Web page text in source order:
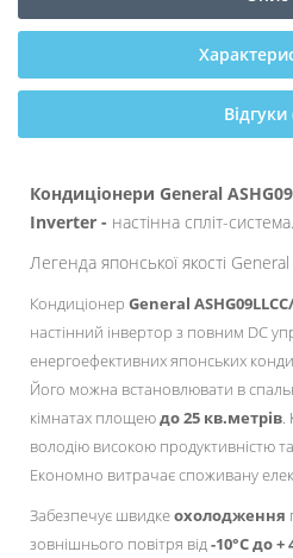
Відгуки
Кондиціонери General
Inverter - настінна спліт-система.
Легенда японської якості
Кондиціонер General
настінний інвертор з повним DC
енергоефективних японських
Його можна встановлювати в
кімнатах площеюдо 25 кв.метрів.
володію високою продуктивністю
Економно витрачає споживану
Забезпечує швидкеохолодження
зовнішнього повітря від-10°C до +